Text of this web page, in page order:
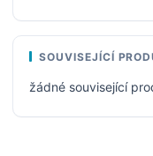
SOUVISEJÍCÍ
žádné související